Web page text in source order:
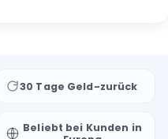
30 Tage Geld-zurück
Beliebt bei Kunden in